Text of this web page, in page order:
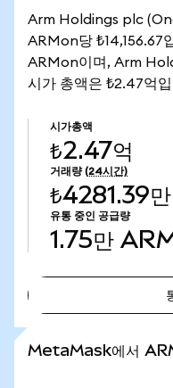
Arm Holdings plc
ARMon당 ₺14,156.67
ARMon이며, Arm
시가 총액은 ₺2.47억
시가총액
₺2.47억
거래량 (24시간)
₺4281.39만
유통 중인 공급량
1.75만
MetaMask에서